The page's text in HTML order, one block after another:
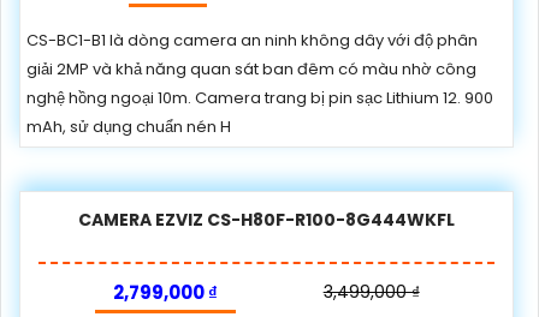
CS-BC1-B1 là dòng camera an ninh không dây với độ phân
giải 2MP và khả năng quan sát ban đêm có màu nhờ công
nghệ hồng ngoại 10m. Camera trang bị pin sạc Lithium 12. 900
mAh, sử dụng chuẩn nén H
CAMERA EZVIZ CS-H80F-R100-8G444WKFL
2,799,000 ₫ 3,499,000 ₫